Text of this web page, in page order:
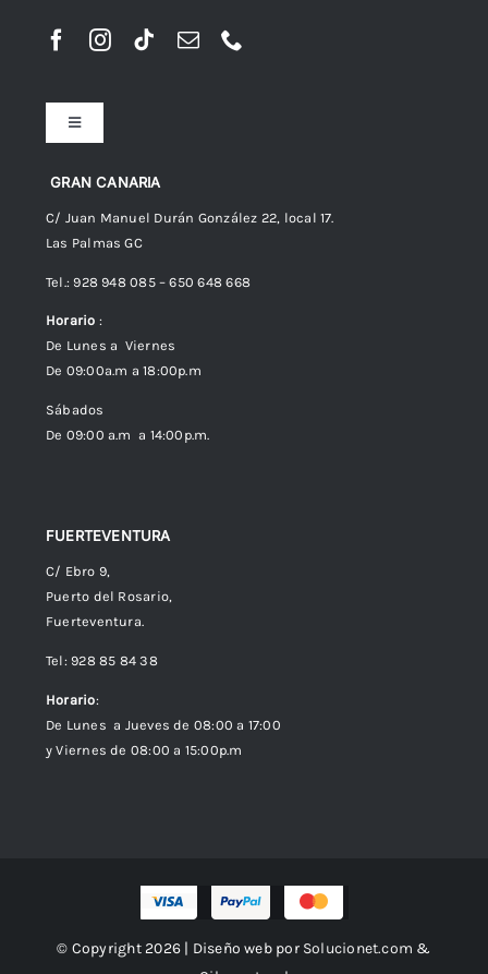
GRAN CANARIA
C/ Juan Manuel Durán González 22, local 17.
Las Palmas GC
Tel.: 928 948 085 – 650 648 668
Horario :
De Lunes a Viernes
De 09:00a.m a 18:00p.m
Sábados
De 09:00 a.m a 14:00p.m.
FUERTEVENTURA
C/ Ebro 9,
Puerto del Rosario,
Fuerteventura.
Tel: 928 85 84 38
Horario:
De Lunes a Jueves de 08:00 a 17:00
y Viernes de 08:00 a 15:00p.m
Toggle
Navigation
Preguntas frecuentes
Envíos
Política de Privacidad
© Copyright 2026 | Diseño web por Solucionet.com &